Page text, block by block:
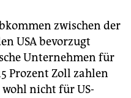
zwischen der
USA bevorzugt
Unternehmen für
Prozent Zoll zahlen
nicht für US-